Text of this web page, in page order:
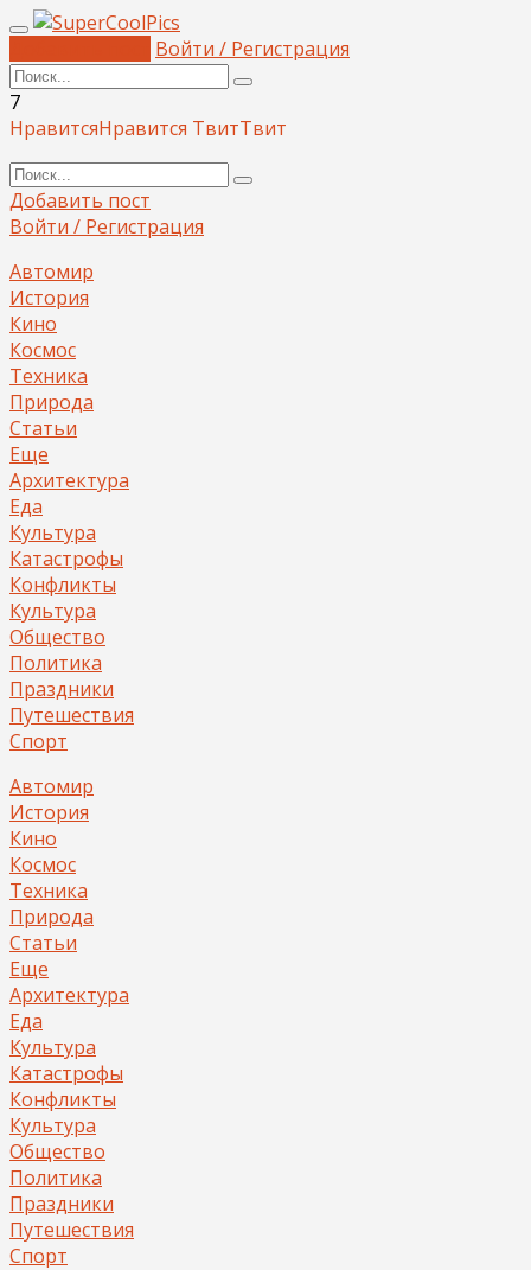
Войти / Регистрация
7
НравитсяНравится ТвитТвит
Добавить пост
Войти / Регистрация
Автомир
История
Кино
Космос
Техника
Природа
Статьи
Еще
Архитектура
Еда
Культура
Катастрофы
Конфликты
Культура
Общество
Политика
Праздники
Путешествия
Спорт
Автомир
История
Кино
Космос
Техника
Природа
Статьи
Еще
Архитектура
Еда
Культура
Катастрофы
Конфликты
Культура
Общество
Политика
Праздники
Путешествия
Спорт